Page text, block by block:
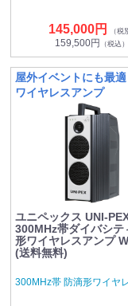
145,000円 （税
159,500円 （税込）
屋外イベントにも最
ワイヤレスアンプ
ユニペックス UNI-
300MHz帯ダイバシテ
形ワイヤレスアンプ
(送料無料)
300MHz帯 防滴形ワイヤ